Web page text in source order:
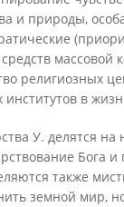
и природы,
религиозных
в
У. делятся
Бога и
также
земной мир,